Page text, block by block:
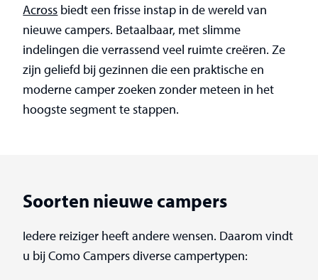
Across biedt een frisse instap in de wereld van
nieuwe campers. Betaalbaar, met slimme
indelingen die verrassend veel ruimte creëren. Ze
zijn geliefd bij gezinnen die een praktische en
moderne camper zoeken zonder meteen in het
hoogste segment te stappen.
Soorten nieuwe campers
Iedere reiziger heeft andere wensen. Daarom vindt
u bij Como Campers diverse campertypen: